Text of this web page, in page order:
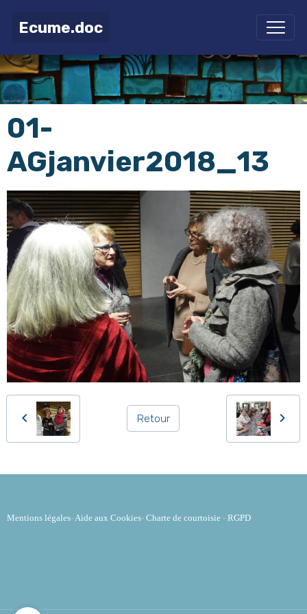
Ecume.doc
01-
AGjanvier2018_13
Retour
Mentions légales- Aide aux Cookies- Charte de courtoisie - RGPD